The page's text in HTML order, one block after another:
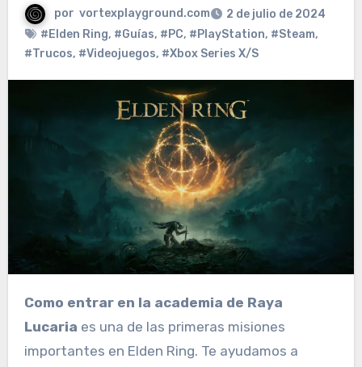
por vortexplayground.com
2 de julio de 2024
#Elden Ring, #Guías, #PC, #PlayStation, #Steam,
#Trucos, #Videojuegos, #Xbox Series X/S
Como entrar en la academia de Raya
Lucaria es una de las primeras misiones
importantes en Elden Ring. Te ayudamos a